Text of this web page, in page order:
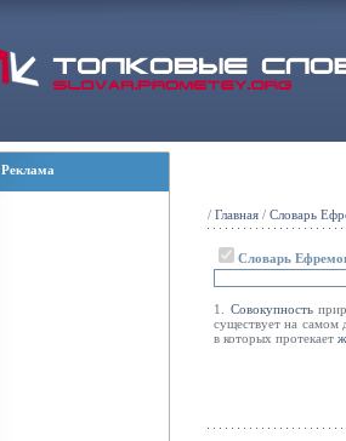
Реклама
/ Главная / Словарь
Словарь
1. Совокупность
существует на самом
в которых протекает